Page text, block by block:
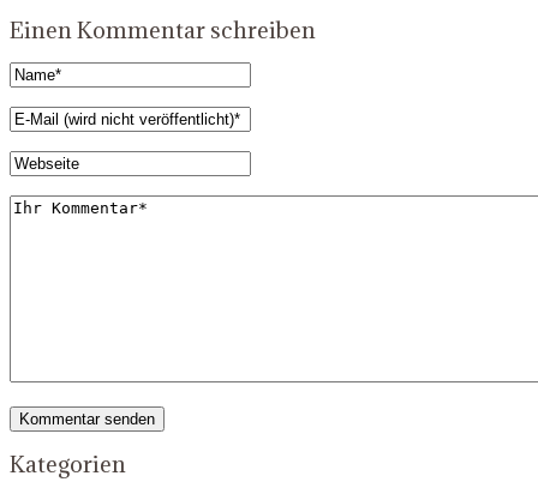
Einen Kommentar schreiben
Kategorien